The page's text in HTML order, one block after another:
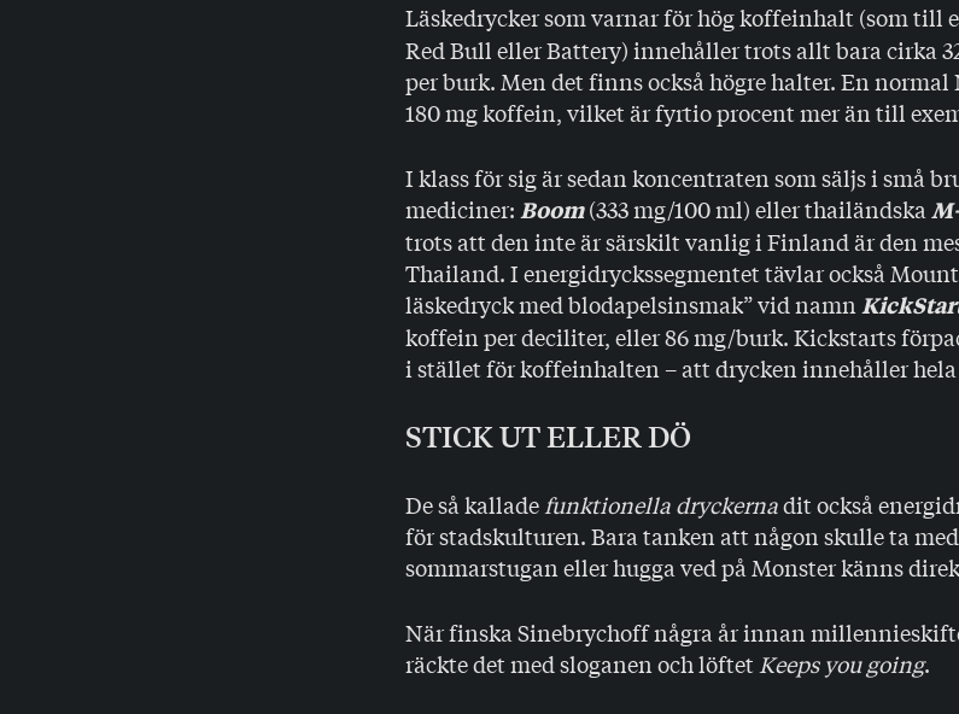
Läskedrycker som varnar för hög koffeinhalt (som till
Red Bull eller Battery) innehåller trots allt bara cirka
per burk. Men det finns också högre halter. En normal
180 mg koffein, vilket är fyrtio procent mer än till
I klass för sig är sedan koncentraten som säljs i små
mediciner: Boom(333 mg/100 ml) eller thailändska
trots att den inte är särskilt vanlig i Finland är den
Thailand. I energidryckssegmentet tävlar också
läskedryck med blodapelsinsmak” vid namn
koffein per deciliter, eller 86 mg/burk. Kickstarts
i stället för koffeinhalten – att drycken innehåller
STICK UT ELLER DÖ
De så kallade funktionella dryckernadit också
för stadskulturen. Bara tanken att någon skulle ta
sommarstugan eller hugga ved på Monster känns
När finska Sinebrychoff några år innan
räckte det med sloganen och löftet Keeps you going.